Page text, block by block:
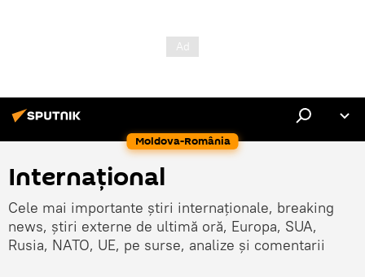
Moldova-România
Internaţional
Cele mai importante știri internaționale, breaking
news, știri externe de ultimă oră, Europa, SUA,
Rusia, NATO, UE, pe surse, analize și comentarii